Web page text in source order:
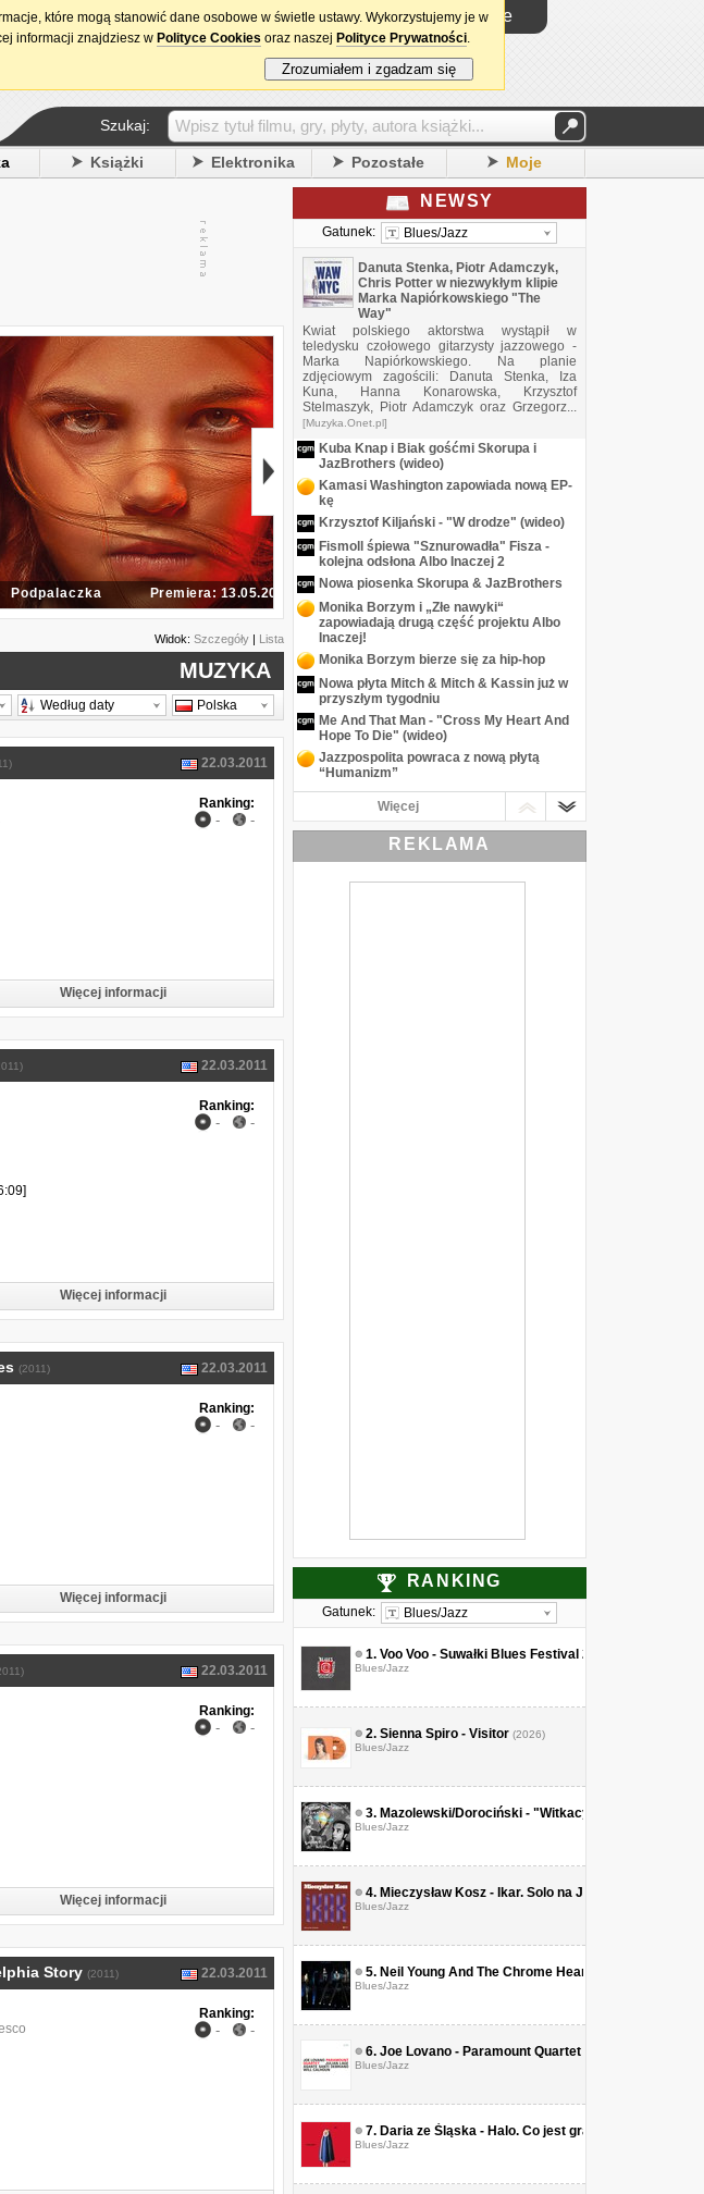
15. urodziny DataPremiery.pl Logowanie
Szukaj:
Książki Elektronika Pozostałe Moje
Widok: Szczegóły | Lista
MUZYKA
Według daty Polska
22.03.2011
Ranking:
- -
Więcej informacji
22.03.2011
Ranking:
- -
Więcej informacji
(2011) 22.03.2011
Ranking:
- -
Więcej informacji
22.03.2011
Ranking:
- -
Więcej informacji
Story (2011) 22.03.2011
Ranking:
- -
NEWSY
Gatunek: Blues/Jazz
Danuta Stenka, Piotr Adamczyk,
Chris Potter w niezwykłym klipie
Marka Napiórkowskiego "The
Way"
Kwiat polskiego aktorstwa wystąpił w
teledysku czołowego gitarzysty jazzowego -
Marka Napiórkowskiego. Na planie
zdjęciowym zagościli: Danuta Stenka, Iza
Kuna, Hanna Konarowska, Krzysztof
Stelmaszyk, Piotr Adamczyk oraz Grzegorz...
[Muzyka.Onet.pl]
Kuba Knap i Biak gośćmi Skorupa i
JazBrothers (wideo)
Kamasi Washington zapowiada nową EP-
kę
Krzysztof Kiljański - "W drodze" (wideo)
Fismoll śpiewa "Sznurowadła" Fisza -
kolejna odsłona Albo Inaczej 2
Nowa piosenka Skorupa & JazBrothers
Monika Borzym i „Złe nawyki“
zapowiadają drugą część projektu Albo
Inaczej!
Monika Borzym bierze się za hip-hop
Nowa płyta Mitch & Mitch & Kassin już w
przyszłym tygodniu
Me And That Man - "Cross My Heart And
Hope To Die" (wideo)
Jazzpospolita powraca z nową płytą
“Humanizm”
Urszula Dudziak i Zbigniew Namysłowski
na nowej płycie Joanny Morea
Jazzpospolita z Noviką
Więcej
REKLAMA
RANKING
Gatunek: Blues/Jazz
1. Voo Voo - Suwałki Blues Festival 2015
Blues/Jazz
2. Sienna Spiro - Visitor (2026)
Blues/Jazz
3. Mazolewski/Dorociński - "Witkacy Kompozycje
Blues/Jazz
4. Mieczysław Kosz - Ikar. Solo na Jazz Jamboree
Blues/Jazz
5. Neil Young And The Chrome Hearts - As Time
Blues/Jazz
6. Joe Lovano - Paramount Quartet
Blues/Jazz
7. Daria ze Śląska - Halo. Co jest grane?
Blues/Jazz
które mogą stanowić dane osobowe w świetle ustawy. Wykorzystujemy je w
informacji znajdziesz w Polityce Cookies oraz naszej Polityce Prywatności.
Zrozumiałem i zgadzam się